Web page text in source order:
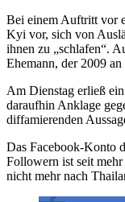
Bei einem Auftritt vor
Kyi vor, sich von
ihnen zu „schlafen“.
Ehemann, der 2009 an
Am Dienstag erließ
daraufhin Anklage
diffamierenden
Das Facebook-Konto
Followern ist seit
nicht mehr nach